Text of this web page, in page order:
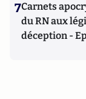
7Carnets
du RN aux
déception -